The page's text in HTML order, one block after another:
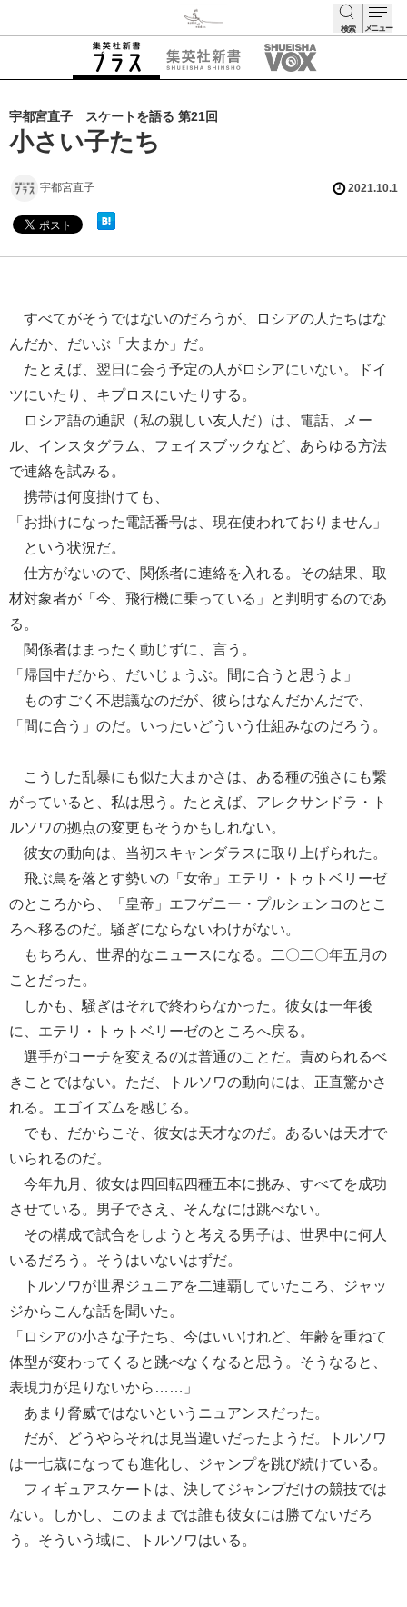
検索 メニュー
宇都宮直子 スケートを語る 第21回
小さい子たち
宇都宮直子 2021.10.1
すべてがそうではないのだろうが、ロシアの人たちはな
んだか、だいぶ「大まか」だ。
たとえば、翌日に会う予定の人がロシアにいない。ドイ
ツにいたり、キプロスにいたりする。
ロシア語の通訳（私の親しい友人だ）は、電話、メー
ル、インスタグラム、フェイスブックなど、あらゆる方法
で連絡を試みる。
携帯は何度掛けても、
「お掛けになった電話番号は、現在使われておりません」
という状況だ。
仕方がないので、関係者に連絡を入れる。その結果、取
材対象者が「今、飛行機に乗っている」と判明するのであ
る。
関係者はまったく動じずに、言う。
「帰国中だから、だいじょうぶ。間に合うと思うよ」
ものすごく不思議なのだが、彼らはなんだかんだで、
「間に合う」のだ。いったいどういう仕組みなのだろう。
こうした乱暴にも似た大まかさは、ある種の強さにも繋
がっていると、私は思う。たとえば、アレクサンドラ・ト
ルソワの拠点の変更もそうかもしれない。
彼女の動向は、当初スキャンダラスに取り上げられた。
飛ぶ鳥を落とす勢いの「女帝」エテリ・トゥトベリーゼ
のところから、「皇帝」エフゲニー・プルシェンコのとこ
ろへ移るのだ。騒ぎにならないわけがない。
もちろん、世界的なニュースになる。二〇二〇年五月の
ことだった。
しかも、騒ぎはそれで終わらなかった。彼女は一年後
に、エテリ・トゥトベリーゼのところへ戻る。
選手がコーチを変えるのは普通のことだ。責められるべ
きことではない。ただ、トルソワの動向には、正直驚かさ
れる。エゴイズムを感じる。
でも、だからこそ、彼女は天才なのだ。あるいは天才で
いられるのだ。
今年九月、彼女は四回転四種五本に挑み、すべてを成功
させている。男子でさえ、そんなには跳べない。
その構成で試合をしようと考える男子は、世界中に何人
いるだろう。そうはいないはずだ。
トルソワが世界ジュニアを二連覇していたころ、ジャッ
ジからこんな話を聞いた。
「ロシアの小さな子たち、今はいいけれど、年齢を重ねて
体型が変わってくると跳べなくなると思う。そうなると、
表現力が足りないから……」
あまり脅威ではないというニュアンスだった。
だが、どうやらそれは見当違いだったようだ。トルソワ
は一七歳になっても進化し、ジャンプを跳び続けている。
フィギュアスケートは、決してジャンプだけの競技では
ない。しかし、このままでは誰も彼女には勝てないだろ
う。そういう域に、トルソワはいる。